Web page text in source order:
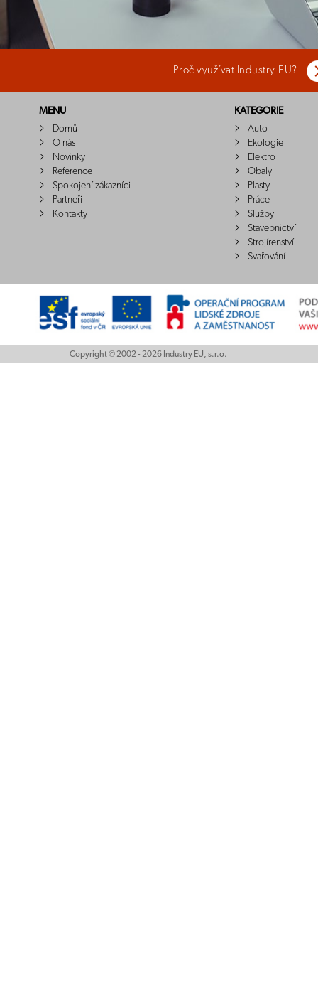
Proč využívat Industry-EU?
MENU
Domů
O nás
Novinky
Reference
Spokojení zákazníci
Partneři
Kontakty
KATEGORIE
Auto
Ekologie
Elektro
Obaly
Plasty
Práce
Služby
Stavebnictví
Strojírenství
Svařování
Copyright © 2002 - 2026 Industry EU, s.r.o.